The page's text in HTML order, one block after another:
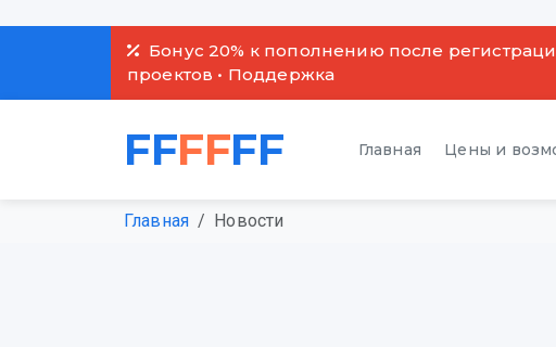
Бонус 20% к пополнению после
проектов • Поддержка
FFFFFF Главная Цены и
Главная Новости